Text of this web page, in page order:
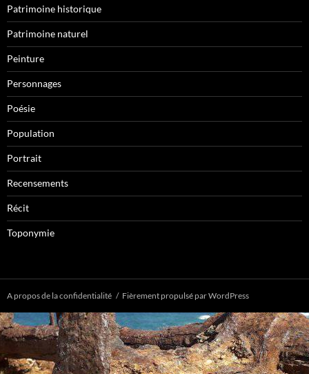
Patrimoine historique
Patrimoine naturel
Peinture
Personnages
Poésie
Population
Portrait
Recensements
Récit
Toponymie
A propos de la confidentialité Fièrement propulsé par WordPress